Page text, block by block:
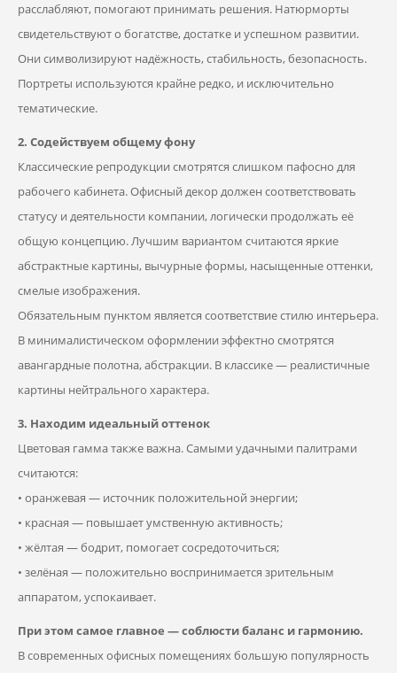
расслабляют, помогают принимать решения. Натюрморты
свидетельствуют о богатстве, достатке и успешном развитии.
Они символизируют надёжность, стабильность, безопасность.
Портреты используются крайне редко, и исключительно
тематические.
2. Содействуем общему фону
Классические репродукции смотрятся слишком пафосно для
рабочего кабинета. Офисный декор должен соответствовать
статусу и деятельности компании, логически продолжать её
общую концепцию. Лучшим вариантом считаются яркие
абстрактные картины, вычурные формы, насыщенные оттенки,
смелые изображения.
Обязательным пунктом является соответствие стилю интерьера.
В минималистическом оформлении эффектно смотрятся
авангардные полотна, абстракции. В классике — реалистичные
картины нейтрального характера.
3. Находим идеальный оттенок
Цветовая гамма также важна. Самыми удачными палитрами
считаются:
• оранжевая — источник положительной энергии;
• красная — повышает умственную активность;
• жёлтая — бодрит, помогает сосредоточиться;
• зелёная — положительно воспринимается зрительным
аппаратом, успокаивает.
При этом самое главное — соблюсти баланс и гармонию.
В современных офисных помещениях большую популярность